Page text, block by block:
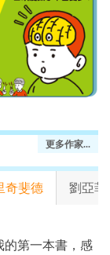
更多作家...
奇斐德 劉亞菲
的第一本書，感